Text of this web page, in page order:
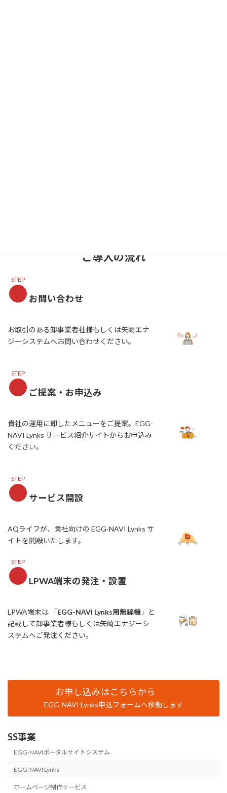
ご導入の流れ
STEP
お問い合わせ
お取引のある卸事業者社様もしくは矢崎エナ
ジーシステムへお問い合わせください。
STEP
ご提案・お申込み
貴社の運用に即したメニューをご提案。EGG-
NAVI Lynks サービス紹介サイトからお申込み
ください。
STEP
サービス開設
AQライフが、貴社向けの EGG-NAVI Lynks サ
イトを開設いたします。
STEP
LPWA端末の発注・設置
LPWA端末は 「EGG-NAVI Lynks用無線機 」と
記載して卸事業者様もしくは矢崎エナジーシ
ステムへご発注ください。
お申し込みはこちらから
EGG-NAVI Lynks申込フォームへ移動します
SS事業
EGG-NAVIポータルサイトシステム
EGG-NAVI Lynks
ホームページ制作サービス